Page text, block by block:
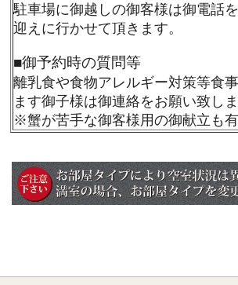
駐車場に御越しの御客様は御電話
迎えに行かせて頂きます。
■御予約時の質問等
離乳食や食物アレルギー対策等食
ます御子様は御連絡をお願い致しま
※蟹が苦手な御客様用の御献立も有